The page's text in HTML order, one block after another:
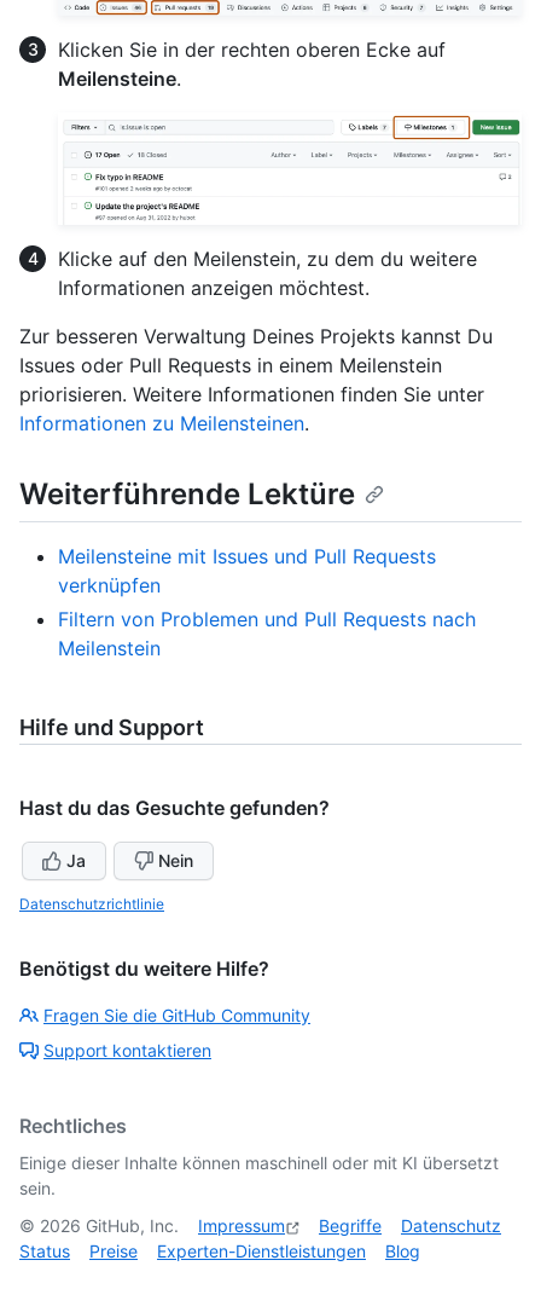
Klicken Sie in der rechten oberen Ecke auf
Meilensteine.
Klicke auf den Meilenstein, zu dem du weitere
Informationen anzeigen möchtest.
Zur besseren Verwaltung Deines Projekts kannst Du
Issues oder Pull Requests in einem Meilenstein
priorisieren. Weitere Informationen finden Sie unter
Informationen zu Meilensteinen.
Weiterführende Lektüre
Meilensteine mit Issues und Pull Requests
verknüpfen
Filtern von Problemen und Pull Requests nach
Meilenstein
Hilfe und Support
Hast du das Gesuchte gefunden?
Ja Nein
Datenschutzrichtlinie
Benötigst du weitere Hilfe?
Fragen Sie die GitHub Community
Support kontaktieren
Rechtliches
Einige dieser Inhalte können maschinell oder mit KI übersetzt
sein.
© 2026 GitHub, Inc. Impressum Begriffe
Datenschutz
Status
Preise Experten-Dienstleistungen Blog